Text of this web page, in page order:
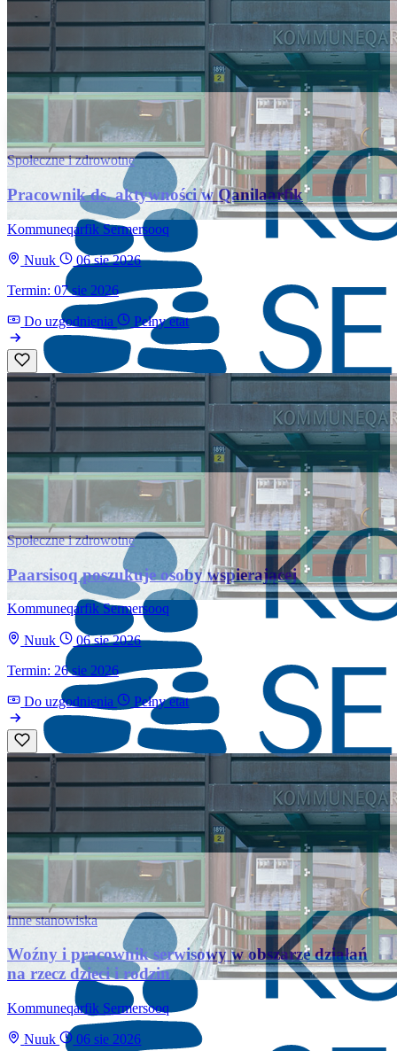
Społeczne i zdrowotne
Pracownik ds. aktywności w Qanilaarfik
Kommuneqarfik Sermersooq
Nuuk
06 sie 2026
Termin: 07 sie 2026
Do uzgodnienia Pełny etat
Społeczne i zdrowotne
Paarsisoq poszukuje osoby wspierającej
Kommuneqarfik Sermersooq
Nuuk
06 sie 2026
Termin: 26 sie 2026
Do uzgodnienia Pełny etat
Inne stanowiska
Woźny i pracownik serwisowy w obszarze działań
na rzecz dzieci i rodzin
Kommuneqarfik Sermersooq
Nuuk 06 sie 2026